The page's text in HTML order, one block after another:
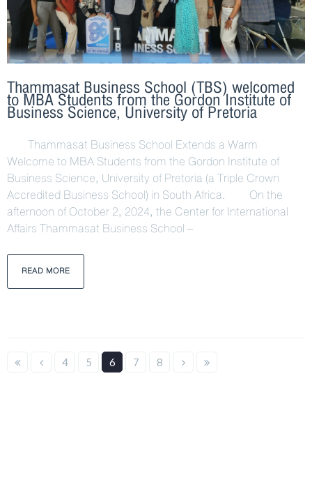
Thammasat Business School (TBS) welcomed
to MBA Students from the Gordon Institute of
Business Science, University of Pretoria
Thammasat Business School Extends a Warm
Welcome to MBA Students from the Gordon Institute of
Business Science, University of Pretoria (a Triple Crown
Accredited Business School) in South Africa. On the
afternoon of October 2, 2024, the Center for International
Affairs Thammasat Business School –
READ MORE
4 5 6 7 8